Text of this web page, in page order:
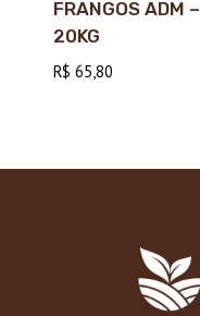
FRANGOS ADM –
20KG
R$ 65,80